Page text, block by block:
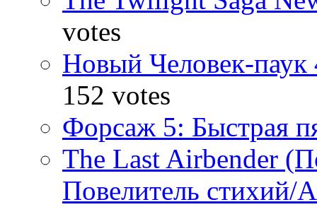
votes
Новый Человек-
152 votes
Форсаж 5: Быстрая
The Last Airbender
Повелитель стихий/